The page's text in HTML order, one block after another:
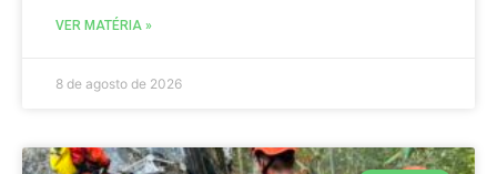
VER MATÉRIA »
8 de agosto de 2026